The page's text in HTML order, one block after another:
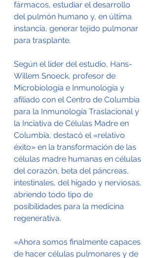
fármacos, estudiar el desarrollo
del pulmón humano y, en última
instancia, generar tejido pulmonar
para trasplante.
Según el líder del estudio, Hans-
Willem Snoeck, profesor de
Microbiología e Inmunología y
afiliado con el Centro de Columbia
para la Inmunología Traslacional y
la Inciativa de Células Madre en
Columbia, destacó el «relativo
éxito» en la transformación de las
células madre humanas en células
del corazón, beta del páncreas,
intestinales, del hígado y nerviosas,
abriendo todo tipo de
posibilidades para la medicina
regenerativa.
«Ahora somos finalmente capaces
de hacer células pulmonares y de